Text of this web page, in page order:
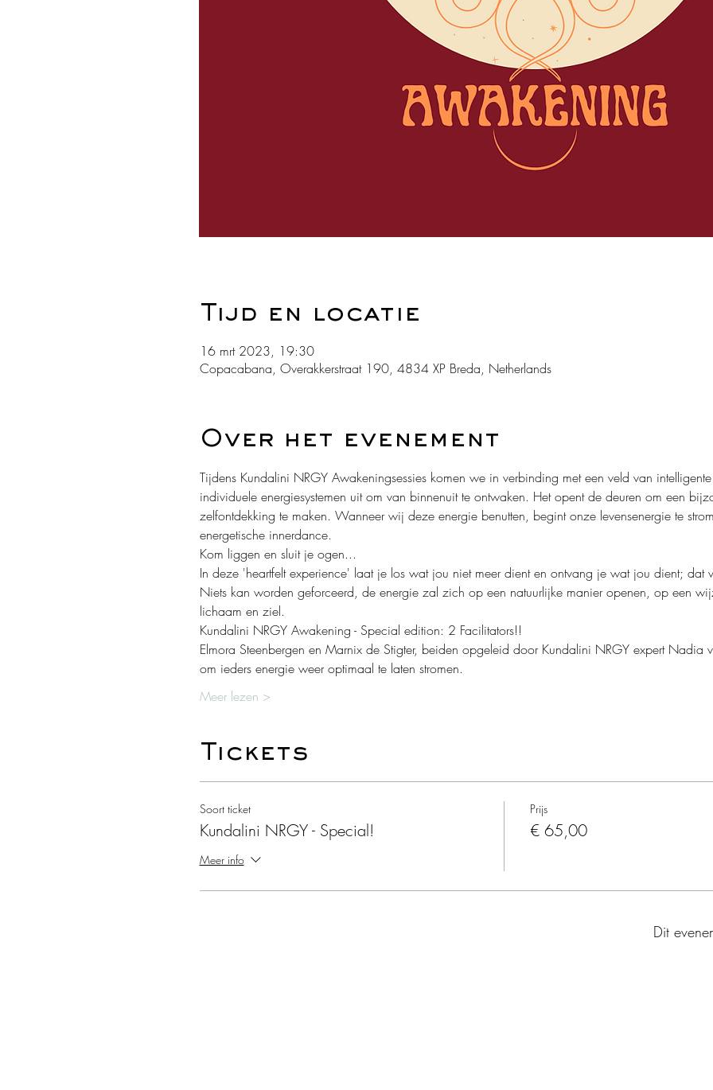
Tijd en locatie
16 mrt 2023, 19:30
Copacabana, Overakkerstraat 190, 4834 XP Breda, Netherlands
Over het evenement
Tijdens Kundalini NRGY Awakeningsessies komen we in verbinding met een veld van
individuele energiesystemen uit om van binnenuit te ontwaken. Het opent de deuren om een
zelfontdekking te maken. Wanneer wij deze energie benutten, begint onze levensenergie te
energetische innerdance.
Kom liggen en sluit je ogen...
In deze 'heartfelt experience' laat je los wat jou niet meer dient en ontvang je wat jou dient;
Niets kan worden geforceerd, de energie zal zich op een natuurlijke manier openen, op een
lichaam en ziel.
Kundalini NRGY Awakening - Special edition: 2 Facilitators!!
Elmora Steenbergen en Marnix de Stigter, beiden opgeleid door Kundalini NRGY expert Nadia
om ieders energie weer optimaal te laten stromen.
Meer lezen >
Tickets
Soort ticket
Kundalini NRGY - Special!
Meer info
Prijs
€ 65,00
Dit